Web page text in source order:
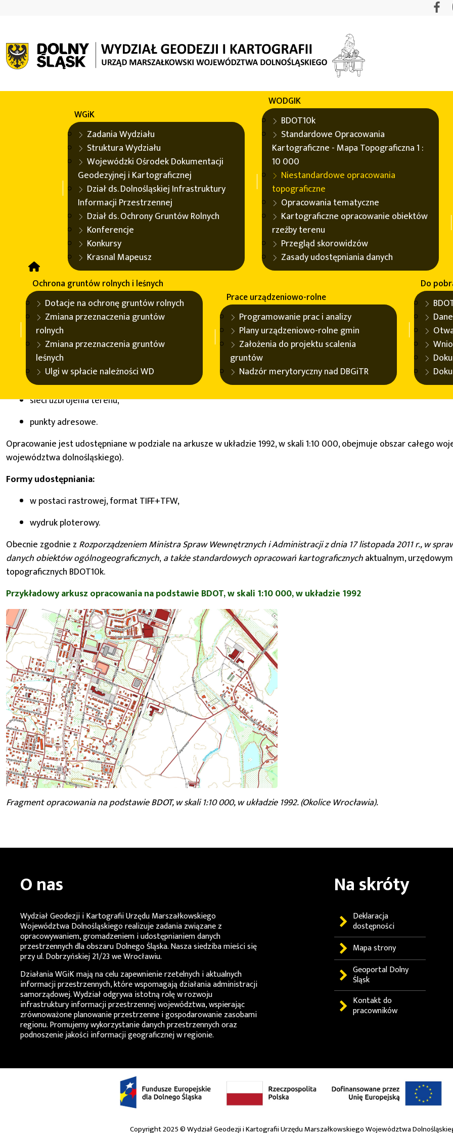
WGiK
Zadania Wydziału
Struktura Wydziału
Wojewódzki Ośrodek Dokumentacji
Geodezyjnej i Kartograficznej
Dział ds. Dolnośląskiej Infrastruktury
Informacji Przestrzennej
Dział ds. Ochrony Gruntów Rolnych
Konferencje
Konkursy
Krasnal Mapeusz
WODGIK
BDOT10k
Standardowe Opracowania
Kartograficzne - Mapa Topograficzna 1 :
10 000
Niestandardowe opracowania
topograficzne
Opracowania tematyczne
Kartograficzne opracowanie obiektów
rzeźby terenu
Przegląd skorowidzów
Zasady udostępniania danych
Ochrona gruntów rolnych i leśnych
Dotacje na ochronę gruntów rolnych
Zmiana przeznaczenia gruntów
rolnych
Zmiana przeznaczenia gruntów
leśnych
Ulgi w spłacie należności WD
Prace urządzeniowo-rolne
Programowanie prac i analizy
Plany urządzeniowo-rolne gmin
Założenia do projektu scalenia
gruntów
Nadzór merytoryczny nad DBGiTR
Do
Baza danych obiektów topograficznych (BDOT)
Baza danych obiektów topograficznych (BDOT)
Opracowanie na podstawie Bazy Danych Obiektów
Niestandardowe opracowanie topograficzne, na podstawie bazy danych obiektów topograficznych opracowanej w
TBD (GUGiK, 2008), zawiera następujące klasy obiektów:
jednostki podziału administracyjnego,
sieci dróg i kolei,
budowle i urządzenia,
kompleksy pokrycia terenu,
kompleksy użytkowania terenu,
sieci cieków,
tereny chronione,
obiekty inne,
sieci uzbrojenia terenu,
punkty adresowe.
Opracowanie jest udostępniane w podziale na arkusze w układzie 1992, w skali 1:10 000, obejmuje obszar całego
województwa dolnośląskiego).
Formy udostępniania:
w postaci rastrowej, format TIFF+TFW,
wydruk ploterowy.
Obecnie zgodnie z Rozporządzeniem Ministra Spraw Wewnętrznych i Administracji z dnia 17 listopada 2011 r., w
danych obiektów ogólnogeograficznych,a także standardowych opracowań kartograficznychaktualnym,
topograficznych BDOT10k.
Przykładowy arkusz opracowania na podstawie BDOT, w skali 1:10 000, w układzie 1992
Fragment opracowania na podstawie BDOT, w skali 1:10 000, w układzie 1992. (Okolice Wrocławia).
O nas
Wydział Geodezji i Kartografii Urzędu Marszałkowskiego
Województwa Dolnośląskiegorealizuje zadania związane z
opracowywaniem, gromadzeniem i udostępnianiem danych
przestrzennych dla obszaru Dolnego Śląska. Nasza siedziba mieści się
przy ul. Dobrzyńskiej 21/23 we Wrocławiu.
DziałaniaWGiKmają na celu zapewnienie rzetelnych i aktualnych
informacji przestrzennych, które wspomagają działania administracji
samorządowej. Wydział odgrywa istotną rolę w rozwoju
infrastruktury informacji przestrzennej województwa, wspierając
zrównoważone planowanie przestrzenne i gospodarowanie zasobami
regionu. Promujemy wykorzystanie danych przestrzennych oraz
podnoszenie jakości informacji geograficznej w regionie.
Na skróty
Deklaracja
dostępności
Mapa strony
GeoportalDolny
Śląsk
Kontakt do
pracowników
Copyright 2025 ©Wydział Geodezji i Kartografii Urzędu Marszałkowskiego Województwa